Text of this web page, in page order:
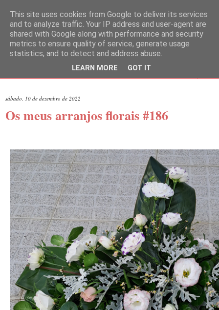
sábado, 10 de dezembro de 2022
Os meus arranjos florais #186
This site uses cookies from Google to deliver its services
and to analyze traffic. Your IP address and user-agent are
shared with Google along with performance and security
metrics to ensure quality of service, generate usage
statistics, and to detect and address abuse.
LEARN MORE GOT IT